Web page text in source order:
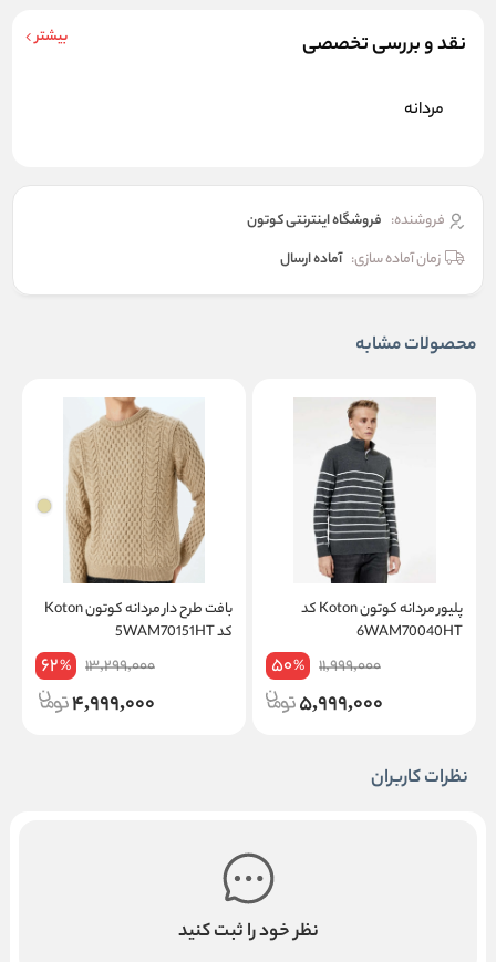
نقد و بررسی تخصصی بیشتر
مردانه
فروشنده: فروشگاه اینترنتی کوتون
زمان آماده سازی: آماده ارسال
محصولات مشابه
پلیور مردانه کوتون Koton کد
6WAM70040HT
11,999,000
50%
5,999,000
بافت طرح دار مردانه کوتون Koton
کد 5WAM70151HT
13,299,000
62%
4,999,000
نظرات کاربران
نظر خود را ثبت کنید